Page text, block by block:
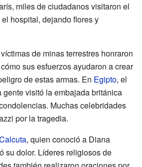
miles de ciudadanos visitaron el
hospital, dejando flores y
de minas terrestres honraron
sus esfuerzos ayudaron a crear
de estas armas. En Egipto, el
visitó la embajada británica
Muchas celebridades
por la tragedia.
, quien conoció a Diana
su dolor. Líderes religiosos de